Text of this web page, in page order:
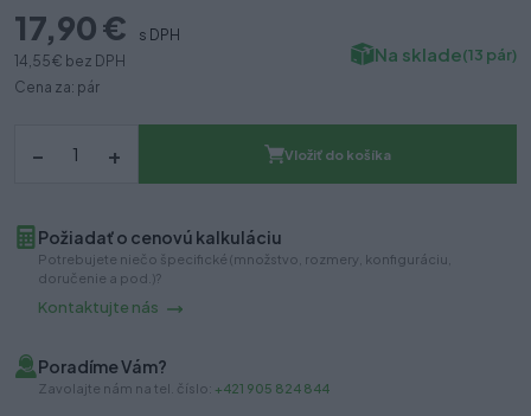
17,90 €
s DPH
14,55 € bez DPH
Cena za: pár
Na sklade(13 pár)
– + Vložiť do košíka
Požiadať o cenovú kalkuláciu
Potrebujete niečo špecifické (množstvo, rozmery, konfiguráciu,
doručenie a pod.)?
Kontaktujte nás
Poradíme Vám?
Zavolajte nám na tel. číslo: +421 905 824 844